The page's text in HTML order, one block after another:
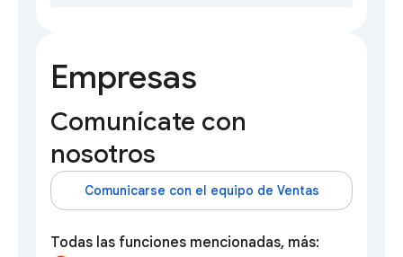
Empresas
Comunícate con
nosotros
Comunicarse con el equipo de Ventas
Todas las funciones mencionadas, más: